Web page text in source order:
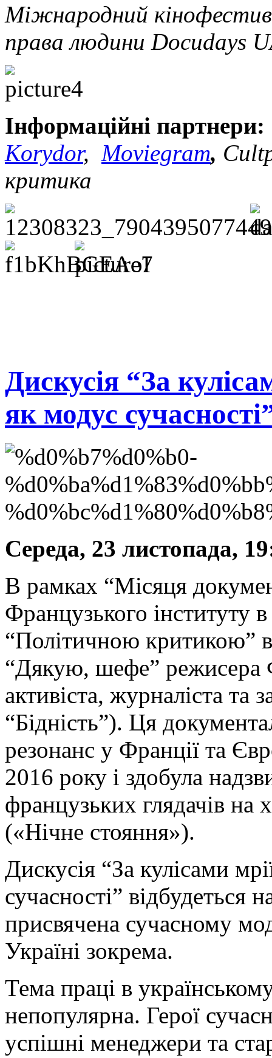
Міжнародний
права людини Docudays
Інформаційні
Korydor, Moviegram,
критика
Дискусія “За
як модус
Середа, 23 листопада,
В рамках “Місяця
Французького інституту в
“Політичною критикою”
“Дякую, шефе”
активіста, журналіста та
“Бідність”). Ця
резонанс у Франції та
2016 року і здобула
французьких глядачів на
(«Нічне стояння»).
Дискусія “За кулісами
сучасності” відбудеться
присвячена сучасному
Україні зокрема.
Тема праці в
непопулярна. Герої
успішні менеджери та